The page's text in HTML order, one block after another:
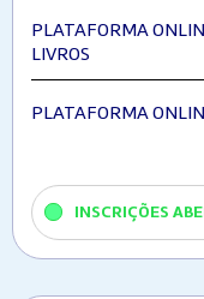
PLATAFORMA
LIVROS
PLATAFORMA
INSCRIÇÕES